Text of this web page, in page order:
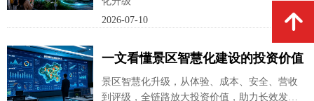
座
2026-07-10
一文看懂景区智慧化建设的投资价值
景区智慧化升级，从体验、成本、安全、营收
到评级，全链路放大投资价值，助力长效发
녕